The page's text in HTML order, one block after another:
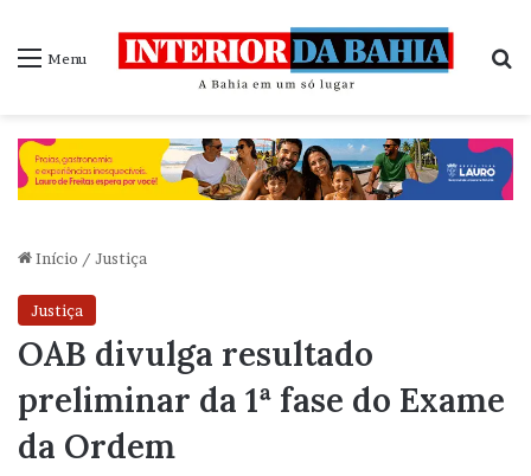
Menu
Início / Justiça
Justiça
OAB divulga resultado
preliminar da 1ª fase do Exame
da Ordem